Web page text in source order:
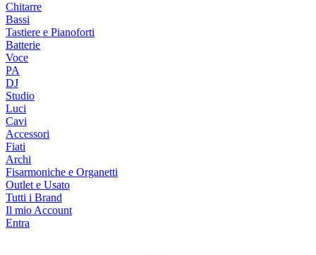
Chitarre
Bassi
Tastiere e Pianoforti
Batterie
Voce
PA
DJ
Studio
Luci
Cavi
Accessori
Fiati
Archi
Fisarmoniche e Organetti
Outlet e Usato
Tutti i Brand
Il mio Account
Entra